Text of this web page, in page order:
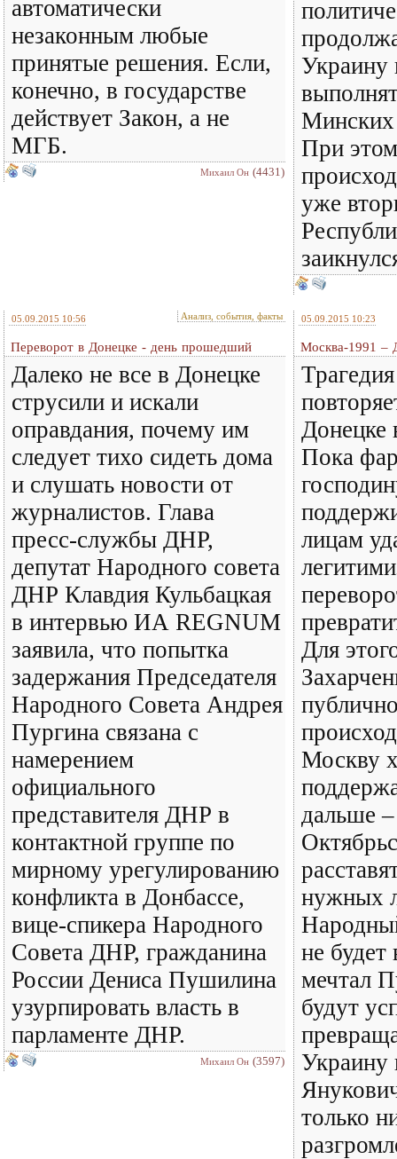
автоматически
незаконным любые
принятые решения. Если,
конечно, в государстве
действует Закон, а не
МГБ.
Михаил Он (4431)
Украину
Минских
При
уже
05.09.2015 10:56 Анализ, события, факты
Переворот в Донецке - день прошедший
Далеко не все в Донецке
струсили и искали
оправдания, почему им
следует тихо сидеть дома
и слушать новости от
журналистов. Глава
пресс-службы ДНР,
депутат Народного совета
ДНР Клавдия Кульбацкая
в интервью ИА REGNUM
заявила, что попытка
задержания Председателя
Народного Совета Андрея
Пургина связана с
намерением
официального
представителя ДНР в
контактной группе по
мирному урегулированию
конфликта в Донбассе,
вице-спикера Народного
Совета ДНР, гражданина
России Дениса Пушилина
узурпировать власть в
парламенте ДНР.
Михаил Он (3597)
05.09.2015 10:23
Москва-1991 –
Донецке
Пока
лицам
Для
Москву
дальше
нужных
не будет
мечтал
будут
Украину
только